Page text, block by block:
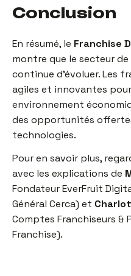
Conclusion
En résumé, le Franchise
montre que le secteur
continue d'évoluer. Les
agiles et innovantes
environnement
des opportunités
technologies.
Pour en savoir plus,
avec les explications de
Fondateur EverFruit
Général Cerca) et
Comptes Franchiseurs &
Franchise).